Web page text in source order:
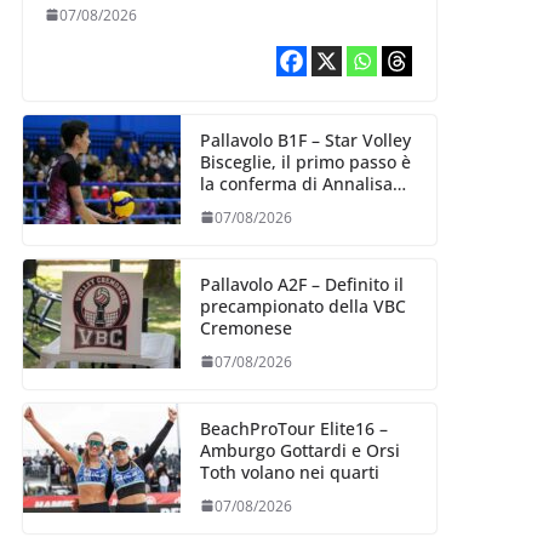
punti al servizio di
07/08/2026
Pallavolo B1F – Star Volley
Bisceglie, il primo passo è
la conferma di Annalisa
Mileno
07/08/2026
Pallavolo A2F – Definito il
precampionato della VBC
Cremonese
07/08/2026
BeachProTour Elite16 –
Amburgo Gottardi e Orsi
Toth volano nei quarti
07/08/2026